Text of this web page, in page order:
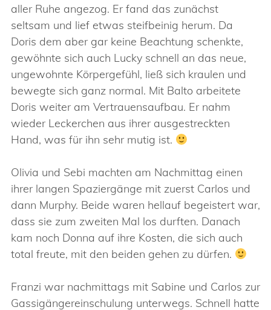
aller Ruhe angezog. Er fand das zunächst
seltsam und lief etwas steifbeinig herum. Da
Doris dem aber gar keine Beachtung schenkte,
gewöhnte sich auch Lucky schnell an das neue,
ungewohnte Körpergefühl, ließ sich kraulen und
bewegte sich ganz normal. Mit Balto arbeitete
Doris weiter am Vertrauensaufbau. Er nahm
wieder Leckerchen aus ihrer ausgestreckten
Hand, was für ihn sehr mutig ist.
Olivia und Sebi machten am Nachmittag einen
ihrer langen Spaziergänge mit zuerst Carlos und
dann Murphy. Beide waren hellauf begeistert war,
dass sie zum zweiten Mal los durften. Danach
kam noch Donna auf ihre Kosten, die sich auch
total freute, mit den beiden gehen zu dürfen.
Franzi war nachmittags mit Sabine und Carlos zur
Gassigängereinschulung unterwegs. Schnell hatte